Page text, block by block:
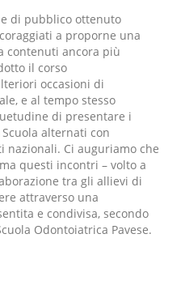
di pubblico ottenuto
a proporne una
contenuti ancora più
il corso
occasioni di
e al tempo stesso
di presentare i
alternati con
Ci auguriamo che
questi incontri – volto a
tra gli allievi di
attraverso una
e condivisa, secondo
Odontoiatrica Pavese.